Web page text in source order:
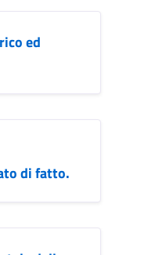
ed
di fatto.